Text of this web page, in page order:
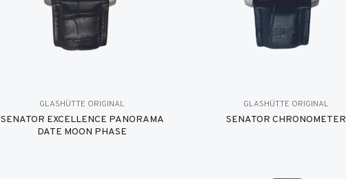
GLASHÜTTE ORIGINAL
SENATOR EXCELLENCE PANORAMA
DATE MOON PHASE
GLASHÜTTE ORIGINAL
SENATOR CHRONOMETER